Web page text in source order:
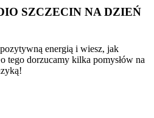
SZCZECIN NA DZIEŃ
energią i wiesz, jak
tego dorzucamy kilka pomysłów na